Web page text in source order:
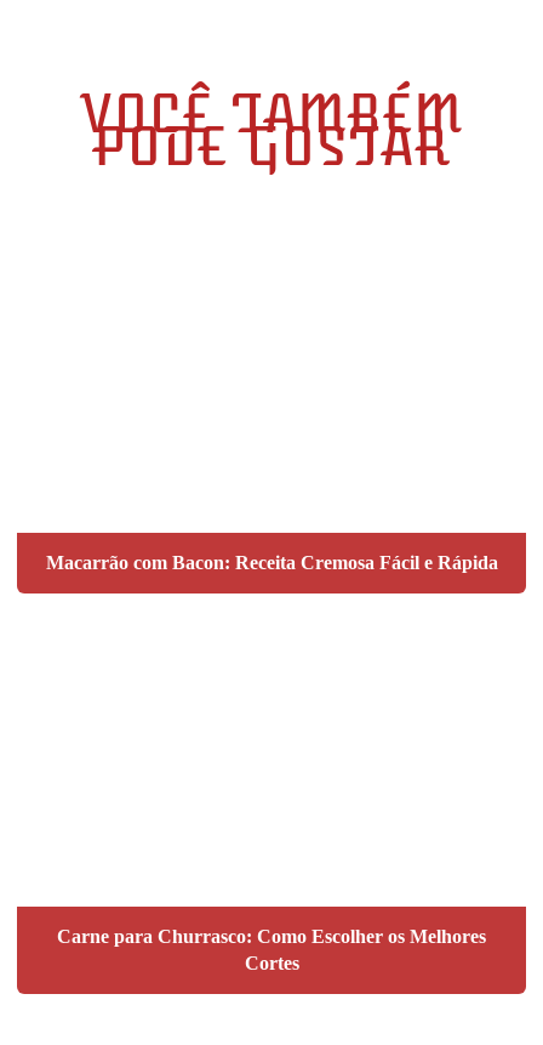
VOCÊ TAMBÉM
PODE GOSTAR
Macarrão com Bacon: Receita Cremosa Fácil e Rápida
Carne para Churrasco: Como Escolher os Melhores
Cortes